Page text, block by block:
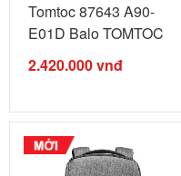
Tomtoc 87643 A90-
E01D Balo TOMTOC
City Vintage ...
2.420.000vnđ